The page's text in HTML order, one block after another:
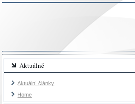
Aktuálně
Aktuální články
Home